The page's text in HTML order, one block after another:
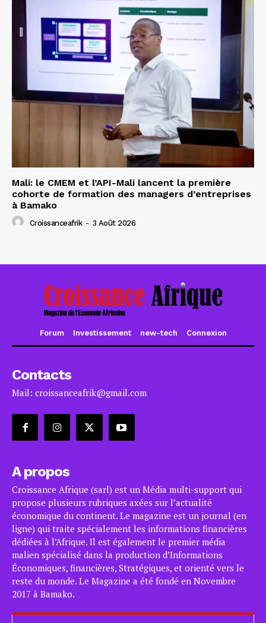
Mali: le CMEM et l’API-Mali lancent la première
cohorte de formation des managers d’entreprises
à Bamako
Croissanceafrik - 3 Août 2026
Forum Investissement new-tech Connexion
Contacts
Mail: croissanceafrik@gmail.com
A propos
Croissance Afrique (sarl) est un Média multi-support qui
propose plusieurs rubriques axées sur l’actualité
économique du continent. Le magazine est un journal (en
ligne) qui traite spécialement les informations financières
dédiées à l’Afrique. Il est également le premier média
malien spécialisé dans la production d’Informations
Économiques, financières, Stratégiques, et orienté vers le
reste du monde. Le Magazine a été fondé en Novembre
2017 à Bamako.